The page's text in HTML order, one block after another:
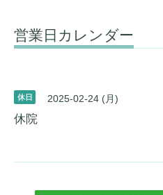
営業日カレンダー
休日 2025-02-24 (月)
休院